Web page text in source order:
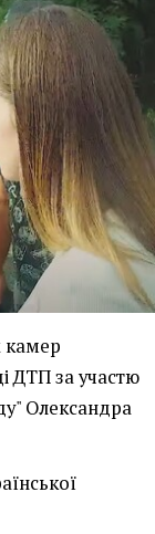
камер
ДТП за участю
Олександра